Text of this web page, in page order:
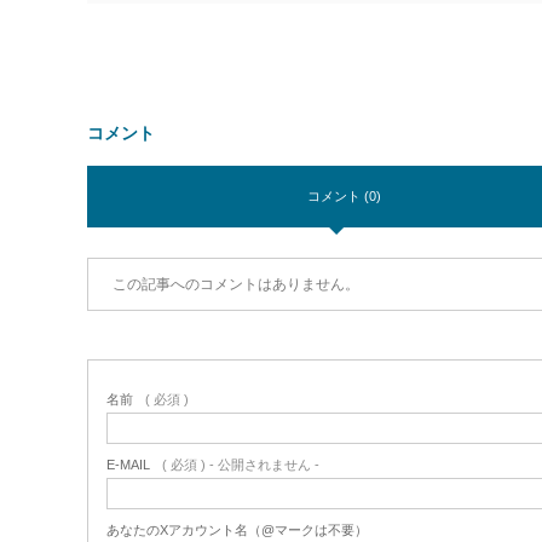
コメント
コメント (0)
この記事へのコメントはありません。
名前 ( 必須 )
E-MAIL ( 必須 ) - 公開されません -
あなたのXアカウント名（@マークは不要）